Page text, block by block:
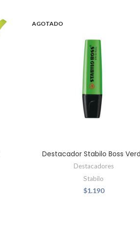
AGOTADO
Destacador Stabilo Boss
Destacadores
Stabilo
$1.190